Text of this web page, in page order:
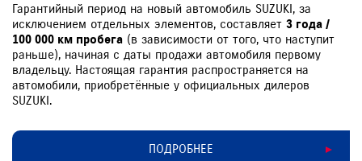
Гарантийный период на новый автомобиль SUZUKI, за
исключением отдельных элементов, составляет 3 года /
100 000 км пробега (в зависимости от того, что наступит
раньше), начиная с даты продажи автомобиля первому
владельцу. Настоящая гарантия распространяется на
автомобили, приобретённые у официальных дилеров
SUZUKI.
ПОДРОБНЕЕ